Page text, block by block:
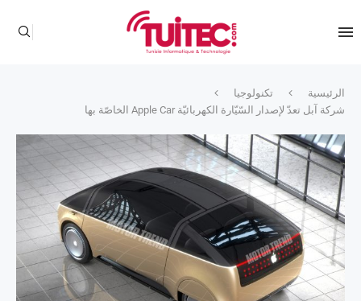
الرئيسية
تكنولوجيا
شركة آبل تعدّ لإصدار السّيّارة الكهربائيّة Apple Car الخاصّة بها